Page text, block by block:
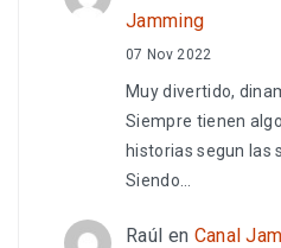
Jamming
07 Nov 2022
Muy divertido,
Siempre tienen
historias segun las
Siendo…
Raúl en Canal